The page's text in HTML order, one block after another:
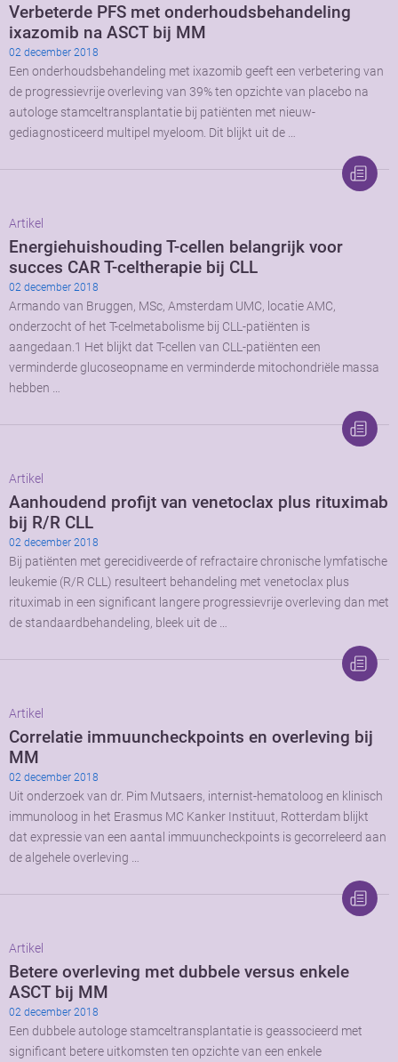
Verbeterde PFS met onderhoudsbehandeling
ixazomib na ASCT bij MM
02 december 2018
Een onderhoudsbehandeling met ixazomib geeft een verbetering van
de progressievrije overleving van 39% ten opzichte van placebo na
autologe stamceltransplantatie bij patiënten met nieuw-
gediagnosticeerd multipel myeloom. Dit blijkt uit de …
Artikel
Energiehuishouding T-cellen belangrijk voor
succes CAR T-celtherapie bij CLL
02 december 2018
Armando van Bruggen, MSc, Amsterdam UMC, locatie AMC,
onderzocht of het T-celmetabolisme bij CLL-patiënten is
aangedaan.1 Het blijkt dat T-cellen van CLL-patiënten een
verminderde glucoseopname en verminderde mitochondriële massa
hebben …
Artikel
Aanhoudend profijt van venetoclax plus rituximab
bij R/R CLL
02 december 2018
Bij patiënten met gerecidiveerde of refractaire chronische lymfatische
leukemie (R/R CLL) resulteert behandeling met venetoclax plus
rituximab in een significant langere progressievrije overleving dan met
de standaardbehandeling, bleek uit de …
Artikel
Correlatie immuuncheckpoints en overleving bij
MM
02 december 2018
Uit onderzoek van dr. Pim Mutsaers, internist-hematoloog en klinisch
immunoloog in het Erasmus MC Kanker Instituut, Rotterdam blijkt
dat expressie van een aantal immuuncheckpoints is gecorreleerd aan
de algehele overleving …
Artikel
Betere overleving met dubbele versus enkele
ASCT bij MM
02 december 2018
Een dubbele autologe stamceltransplantatie is geassocieerd met
significant betere uitkomsten ten opzichte van een enkele